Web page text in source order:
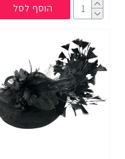
הוסף לסל